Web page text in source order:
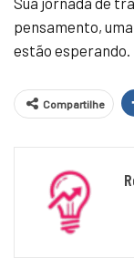
pensamento, uma
estão esperando.
Compartilhe